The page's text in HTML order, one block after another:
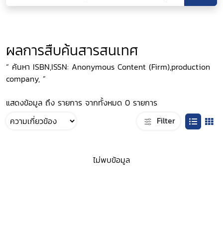
ผลการสืบค้นสารสนเทศ
“ ค้นหา ISBN,ISSN: Anonymous Content (Firm),production
company, ”
แสดงข้อมูล ถึง รายการ จากทั้งหมด 0 รายการ
Filter
ไม่พบข้อมูล